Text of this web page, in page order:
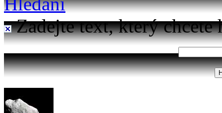
Zadejte text, který chcete